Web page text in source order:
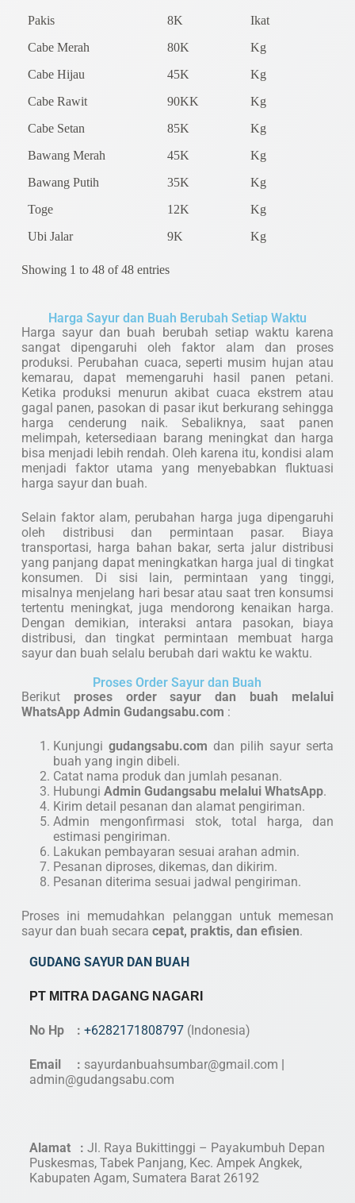
Pakis 8K
Ikat
Cabe Merah
80K
Kg
Cabe Hijau
45K
Kg
Cabe Rawit
90KK
Kg
Cabe Setan
85K
Kg
Bawang Merah
45K
Kg
Bawang Putih
35K
Kg
Toge
12K
Kg
Ubi Jalar
9K Kg
Showing 1 to 48 of 48 entries
Harga Sayur dan Buah Berubah Setiap Waktu
Harga sayur dan buah berubah setiap waktu karena
sangat dipengaruhi oleh faktor alam dan proses
produksi. Perubahan cuaca, seperti musim hujan atau
kemarau, dapat memengaruhi hasil panen petani.
Ketika produksi menurun akibat cuaca ekstrem atau
gagal panen, pasokan di pasar ikut berkurang sehingga
harga cenderung naik. Sebaliknya, saat panen
melimpah, ketersediaan barang meningkat dan harga
bisa menjadi lebih rendah. Oleh karena itu, kondisi alam
menjadi faktor utama yang menyebabkan fluktuasi
harga sayur dan buah.
Selain faktor alam, perubahan harga juga dipengaruhi
oleh distribusi dan permintaan pasar. Biaya
transportasi, harga bahan bakar, serta jalur distribusi
yang panjang dapat meningkatkan harga jual di tingkat
konsumen. Di sisi lain, permintaan yang tinggi,
misalnya menjelang hari besar atau saat tren konsumsi
tertentu meningkat, juga mendorong kenaikan harga.
Dengan demikian, interaksi antara pasokan, biaya
distribusi, dan tingkat permintaan membuat harga
sayur dan buah selalu berubah dari waktu ke waktu.
Proses Order Sayur dan Buah
Berikut proses order sayur dan buah melalui
WhatsApp Admin Gudangsabu.com :
Kunjungi gudangsabu.com dan pilih sayur serta
buah yang ingin dibeli.
Catat nama produk dan jumlah pesanan.
Hubungi Admin Gudangsabu melalui WhatsApp.
Kirim detail pesanan dan alamat pengiriman.
Admin mengonfirmasi stok, total harga, dan
estimasi pengiriman.
Lakukan pembayaran sesuai arahan admin.
Pesanan diproses, dikemas, dan dikirim.
Pesanan diterima sesuai jadwal pengiriman.
Proses ini memudahkan pelanggan untuk memesan
sayur dan buah secara cepat, praktis, dan efisien.
GUDANG SAYUR DAN BUAH
PT MITRA DAGANG NAGARI
No Hp : +6282171808797(Indonesia)
Email : sayurdanbuahsumbar@gmail.com |
admin@gudangsabu.com
Alamat : Jl. Raya Bukittinggi – Payakumbuh Depan
Puskesmas, Tabek Panjang, Kec. Ampek Angkek,
Kabupaten Agam, Sumatera Barat 26192